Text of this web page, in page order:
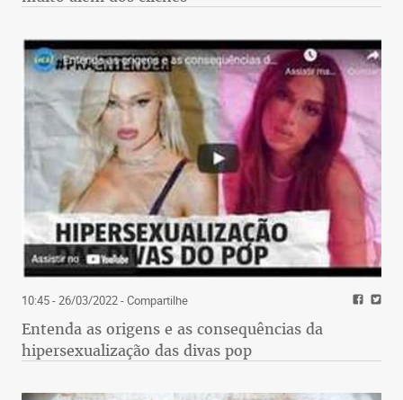
10:45 - 26/03/2022- Compartilhe
Entenda as origens e as consequências da
hipersexualização das divas pop